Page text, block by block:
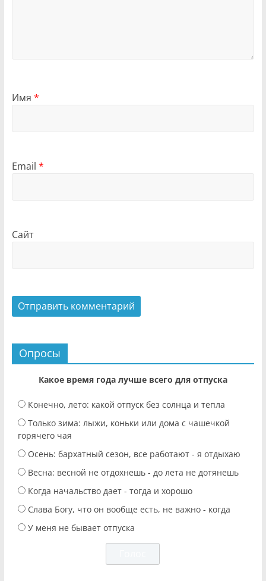
Имя *
Email *
Сайт
Опросы
Какое время года лучше всего для отпуска
Конечно, лето: какой отпуск без солнца и тепла
Только зима: лыжи, коньки или дома с чашечкой
горячего чая
Осень: бархатный сезон, все работают - я отдыхаю
Весна: весной не отдохнешь - до лета не дотянешь
Когда начальство дает - тогда и хорошо
Слава Богу, что он вообще есть, не важно - когда
У меня не бывает отпуска